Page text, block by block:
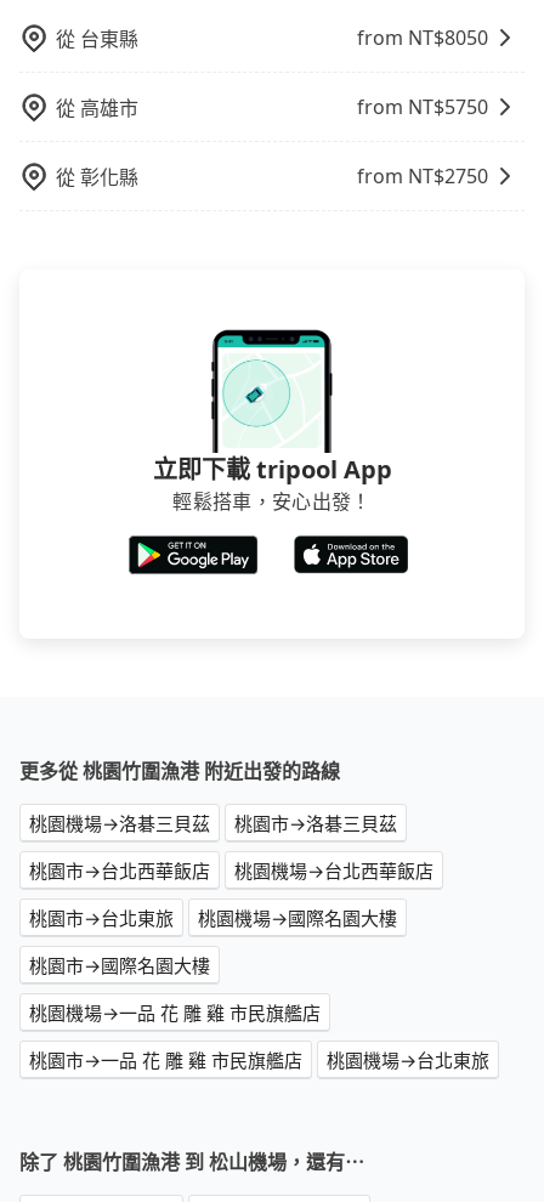
從 台東縣 from NT$8050
從 高雄市 from NT$5750
從彰化縣 from NT$2750
立即下載 tripool App
輕鬆搭車，安心出發！
更多從 桃園竹圍漁港 附近出發的路線
桃園機場→洛碁三貝茲
桃園市→洛碁三貝茲
桃園市→台北西華飯店
桃園機場→台北西華飯店
桃園市→台北東旅
桃園機場→國際名園大樓
桃園市→國際名園大樓
桃園機場→一品 花 雕 雞 市民旗艦店
桃園市→一品 花 雕 雞 市民旗艦店
桃園機場→台北東旅
除了 桃園竹圍漁港 到 松山機場，還有⋯